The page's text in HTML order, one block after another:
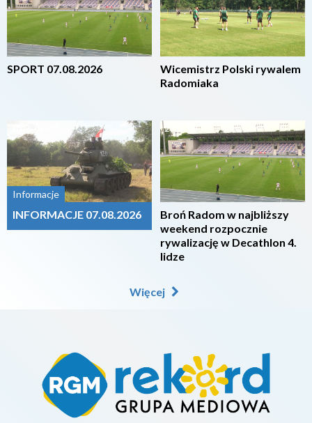
SPORT 07.08.2026
Informacje
INFORMACJE 07.08.2026
Wicemistrz Polski rywalem
Radomiaka
2026-08-07
Broń Radom w najbliższy
weekend rozpocznie
rywalizację w Decathlon 4.
lidze
Więcej